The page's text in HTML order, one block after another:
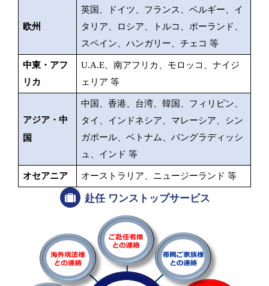
欧州
英国、ドイツ、フランス、ベルギー、イ
タリア、ロシア、トルコ、ポーランド、
スペイン、ハンガリー、チェコ 等
中東・アフ
リカ
U.A.E、南アフリカ、モロッコ、ナイジ
ェリア 等
アジア・中
国
中国、香港、台湾、韓国、フィリピン、
タイ、インドネシア、マレーシア、シン
ガポール、ベトナム、バングラディッシ
ュ、インド 等
オセアニア オーストラリア、ニュージーランド 等
赴任 ワンストップサービス